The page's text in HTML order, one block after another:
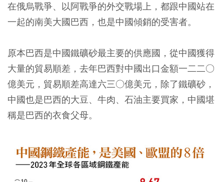
在俄烏戰爭、以阿戰爭的外交戰場上，都跟中國站在
一起的南美大國巴西，也是中國傾銷的受害者。
原本巴西是中國鐵礦砂最主要的供應國，從中國獲得
大量的貿易順差，去年巴西對中國出口金額一二二○
億美元，貿易順差高達六三○億美元，除了鐵礦砂，
中國也是巴西的大豆、牛肉、石油主要買家，中國堪
稱是巴西的衣食父母。